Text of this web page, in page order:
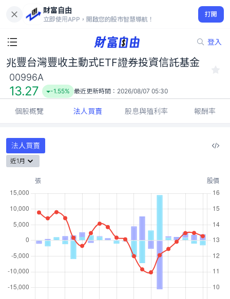
財富自由
立即使用APP，開啟您的股市智慧導航！
打開
登入
兆豐台灣豐收主動式ETF證券投資信託基金 00996A
13.27
-1.55%
兆豐台灣豐收主動式ETF證券投資信託基金
00996A
13.27 -1.55% 最近更新時間： 2026/08/07 05:30
個股概覽 法人買賣 股息與殖利率 報酬率
法人買賣
近1月